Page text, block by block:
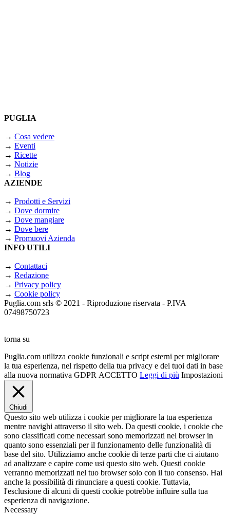
PUGLIA
→ Cosa vedere
→ Eventi
→ Ricette
→ Notizie
→ Blog
AZIENDE
→ Prodotti e Servizi
→ Dove dormire
→ Dove mangiare
→ Dove bere
→ Promuovi Azienda
INFO UTILI
→ Contattaci
→ Redazione
→ Privacy policy
→ Cookie policy
Puglia.com srls © 2021 - Riproduzione riservata - P.IVA
07498750723
torna su
Puglia.com utilizza cookie funzionali e script esterni per migliorare
la tua esperienza, nel rispetto della tua privacy e dei tuoi dati in base
alla nuova normativa GDPR ACCETTO Leggi di più Impostazioni
Chiudi
Questo sito web utilizza i cookie per migliorare la tua esperienza
mentre navighi attraverso il sito web. Da questi cookie, i cookie che
sono classificati come necessari sono memorizzati nel browser in
quanto sono essenziali per il funzionamento delle funzionalità di
base del sito. Utilizziamo anche cookie di terze parti che ci aiutano
ad analizzare e capire come usi questo sito web. Questi cookie
verranno memorizzati nel tuo browser solo con il tuo consenso. Hai
anche la possibilità di rinunciare a questi cookie. Tuttavia,
l'esclusione di alcuni di questi cookie potrebbe influire sulla tua
esperienza di navigazione.
Necessary